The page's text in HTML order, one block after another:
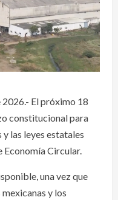
El próximo 18
constitucional para
las leyes estatales
Economía Circular.
una vez que
y los